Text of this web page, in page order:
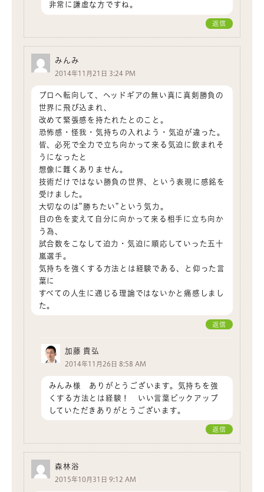
非常に謙虚な方ですね。
返信
みんみ
2014年11月21日 3:24 PM
プロへ転向して、ヘッドギアの無い真に真剣勝負の
世界に飛び込まれ、
改めて緊張感を持たれたとのこと。
恐怖感・怪我・気持ちの入れよう・気迫が違った。
皆、必死で全力で立ち向かって来る気迫に飲まれそ
うになったと
想像に難くありません。
技術だけではない勝負の世界、という表現に感銘を
受けました。
大切なのは”勝ちたい”という気力。
目の色を変えて自分に向かって来る相手に立ち向か
う為、
試合数をこなして迫力・気迫に順応していった五十
嵐選手。
気持ちを強くする方法とは経験である、と仰った言
葉に
すべての人生に通じる理論ではないかと痛感しまし
た。
返信
加藤 貴弘
2014年11月26日 8:58 AM
みんみ様 ありがとうございます。気持ちを強
くする方法とは経験！ いい言葉ピックアップ
していただきありがとうございます。
返信
森林浴
2015年10月31日 9:12 AM